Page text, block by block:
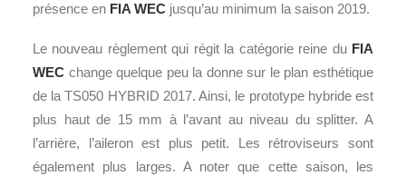
présence en FIA WEC jusqu’au minimum la saison 2019.
Le nouveau règlement qui régit la catégorie reine du FIA
WEC change quelque peu la donne sur le plan esthétique
de la TS050 HYBRID 2017. Ainsi, le prototype hybride est
plus haut de 15 mm à l’avant au niveau du splitter. A
l’arrière, l’aileron est plus petit. Les rétroviseurs sont
également plus larges. A noter que cette saison, les